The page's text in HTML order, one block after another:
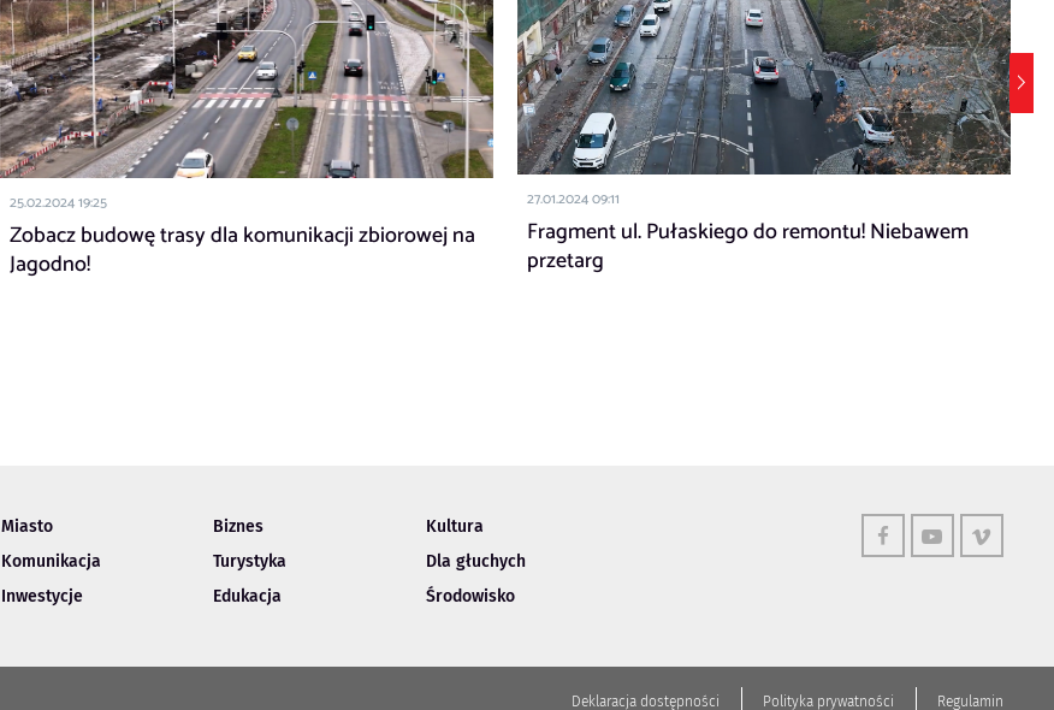
25.02.2024 19:25
Zobacz budowę trasy dla komunikacji zbiorowej na
Jagodno!
27.01.2024 09:11
Fragment ul. Pułaskiego do remontu! Niebawem
przetarg
Miasto
Komunikacja
Inwestycje
Biznes
Turystyka
Edukacja
Kultura
Dla głuchych
Środowisko
Deklaracja dostępności Polityka prywatności Regulamin